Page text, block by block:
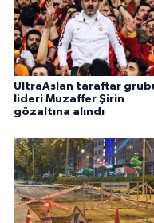
UltraAslan taraftar
lideri Muzaffer Şirin
gözaltına alındı